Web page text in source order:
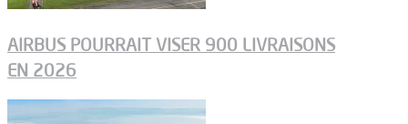
AIRBUS POURRAIT VISER 900 LIVRAISONS
EN 2026